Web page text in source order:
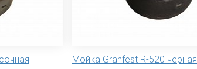
Мойка Granfest R-520 черная